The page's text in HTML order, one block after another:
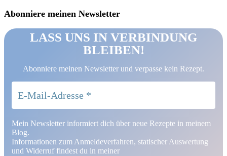
Abonniere meinen Newsletter
LASS UNS IN VERBINDUNG
BLEIBEN!
Abonniere meinen Newsletter und verpasse kein Rezept.
Mein Newsletter informiert dich über neue Rezepte in meinem
Blog.
Informationen zum Anmeldeverfahren, statischer Auswertung
und Widerruf findest du in meiner